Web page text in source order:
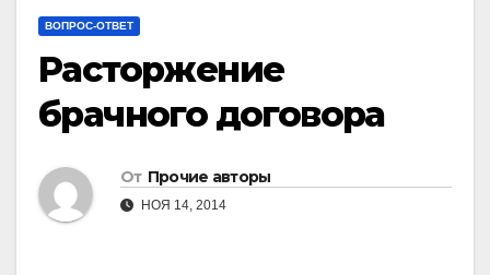
ВОПРОС-ОТВЕТ
Расторжение
брачного договора
От Прочие авторы
НОЯ 14, 2014